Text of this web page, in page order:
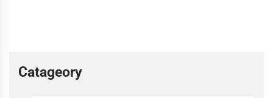
Catageory